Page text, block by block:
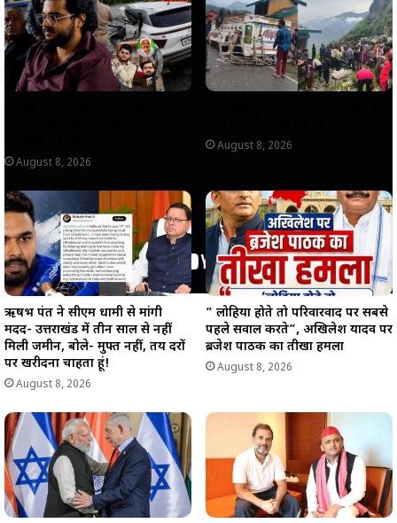
p
k
m
k
August 8, 2026
August 8, 2026
ऋषभ पंत ने सीएम धामी से मांगी
मदद- उत्तराखंड में तीन साल से नहीं
मिली जमीन, बोले- मुफ्त नहीं, तय दरों
पर खरीदना चाहता हूं!
August 8, 2026
” लोहिया होते तो परिवारवाद पर सबसे
पहले सवाल करते”, अखिलेश यादव पर
ब्रजेश पाठक का तीखा हमला
August 8, 2026